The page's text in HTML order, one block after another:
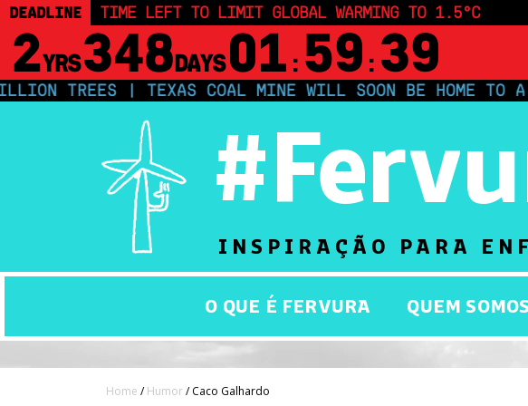
DEADLINE TIME LEFT TO LIMIT GLOBAL WARMING TO 1.5°C
2YRS348DAYS 01 : 59 : 38
TREES | TEXAS COAL MINE WILL SOON BE HOME TO A
INSPIRAÇÃO PARA
O QUE É FERVURA QUEM SOMOS
Home /Humor/ Caco Galhardo